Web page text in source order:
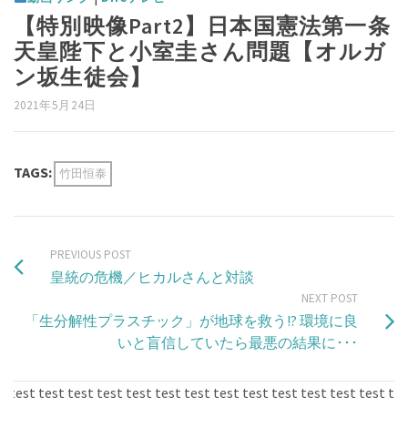
【特別映像Part2】日本国憲法第一条
天皇陛下と小室圭さん問題【オルガ
ン坂生徒会】
2021年5月24日
TAGS: 竹田恒泰
PREVIOUS POST
皇統の危機／ヒカルさんと対談
NEXT POST
「生分解性プラスチック」が地球を救う!? 環境に良
いと盲信していたら最悪の結果に･･･
test test test test test test test test test test test test test